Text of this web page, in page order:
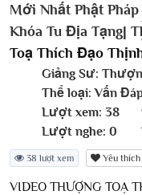
Mới Nhất Phật
Khóa Tu Địa Tạng|
Toạ Thích Đạo
Giảng Sư:
Thể loại: Vấn
Lượt xem: 38
Lượt nghe: 0
38 lượt xem Yêu thích
VIDEO THƯỢNG TOẠ